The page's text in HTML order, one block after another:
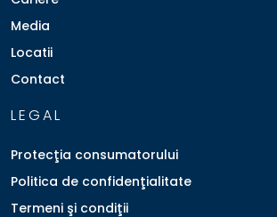
Media
Locatii
Contact
LEGAL
Protecţia consumatorului
Politica de confidenţialitate
Termeni şi condiţii